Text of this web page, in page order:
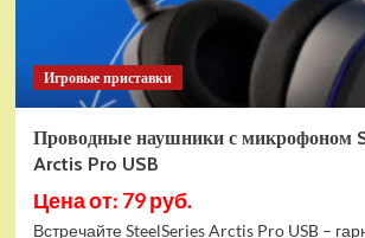
Wing
(75393)
Игровые приставки
Проводные наушники с микрофоном
Arctis Pro USB
Цена от: 79 руб.
Встречайте SteelSeries Arctis Pro USB –